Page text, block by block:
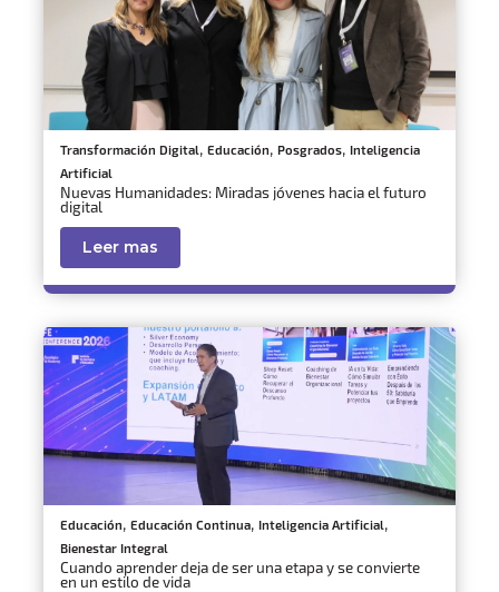
Transformación Digital, Educación, Posgrados, Inteligencia
Artificial
Nuevas Humanidades: Miradas jóvenes hacia el futuro
digital
Leer mas
Educación, Educación Continua, Inteligencia Artificial,
Bienestar Integral
Cuando aprender deja de ser una etapa y se convierte
en un estilo de vida